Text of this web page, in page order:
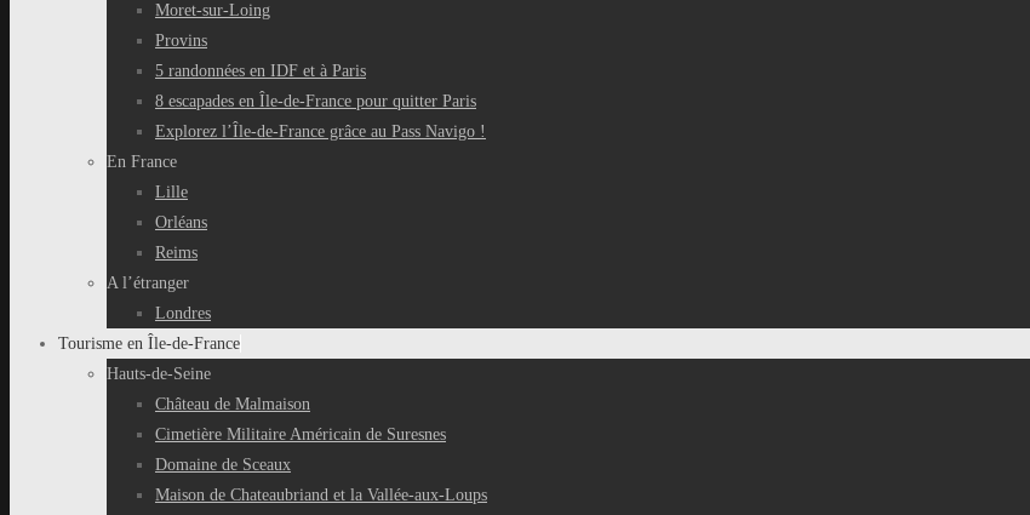
Moret-sur-Loing
Provins
5 randonnées en IDF et à Paris
8 escapades en Île-de-France pour quitter Paris
Explorez l’Île-de-France grâce au Pass Navigo !
En France
Lille
Orléans
Reims
A l’étranger
Londres
Tourisme en Île-de-France
Hauts-de-Seine
Château de Malmaison
Cimetière Militaire Américain de Suresnes
Domaine de Sceaux
Maison de Chateaubriand et la Vallée-aux-Loups